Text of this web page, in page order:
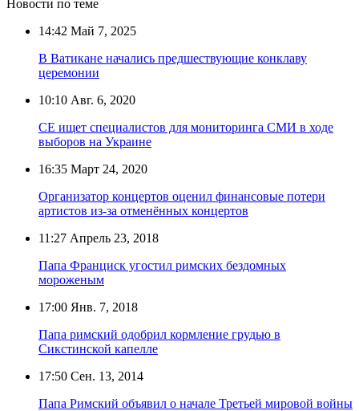
Новости по теме
14:42 Май 7, 2025
В Ватикане начались предшествующие конклаву
церемонии
10:10 Авг. 6, 2020
СЕ ищет специалистов для мониторинга СМИ в ходе
выборов на Украине
16:35 Март 24, 2020
Организатор концертов оценил финансовые потери
артистов из-за отменённых концертов
11:27 Апрель 23, 2018
Папа Франциск угостил римских бездомных
мороженым
17:00 Янв. 7, 2018
Папа римский одобрил кормление грудью в
Сикстинской капелле
17:50 Сен. 13, 2014
Папа Римский объявил о начале Третьей мировой войны